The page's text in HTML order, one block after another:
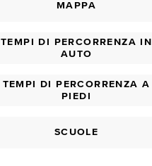
MAPPA
TEMPI DI PERCORRENZA IN
AUTO
TEMPI DI PERCORRENZA A
PIEDI
SCUOLE